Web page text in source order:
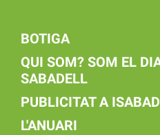
BOTIGA
QUI SOM? SOM EL
SABADELL
PUBLICITAT A
L'ANUARI